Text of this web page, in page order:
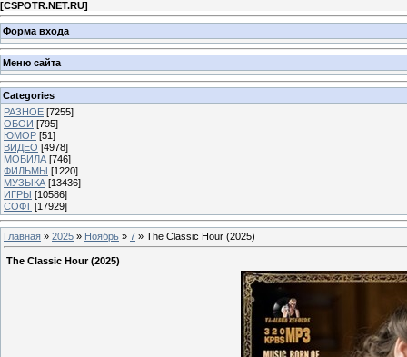
[CSPOTR.NET.RU]
Форма входа
Меню сайта
Categories
РАЗНОЕ [7255]
ОБОИ [795]
ЮМОР [51]
ВИДЕО [4978]
МОБИЛА [746]
ФИЛЬМЫ [1220]
МУЗЫКА [13436]
ИГРЫ [10586]
СОФТ [17929]
Главная » 2025 » Ноябрь » 7 » The Classic Hour (2025)
The Classic Hour (2025)